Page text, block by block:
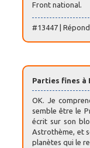
Front national.
#13447 |
Parties fines à
OK. Je
semble être le
écrit sur son
Astrothème, et
planètes qui le